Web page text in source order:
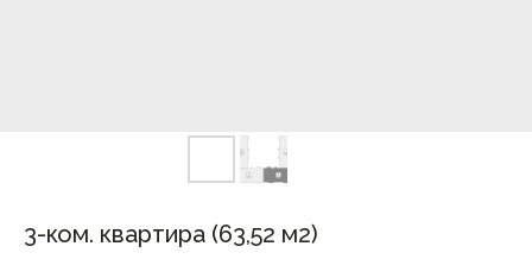
3-ком. квартира (63,52 м2)